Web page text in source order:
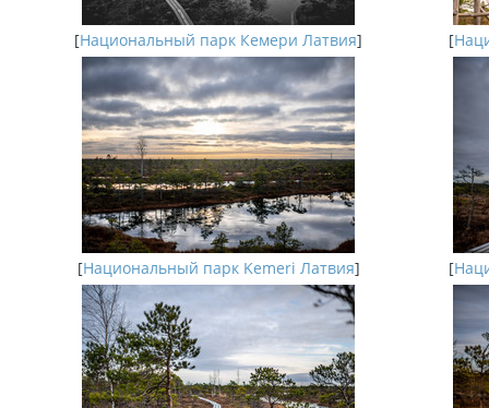
[Национальный парк Кемери Латвия] [
[Национальный парк Kemeri Латвия] [